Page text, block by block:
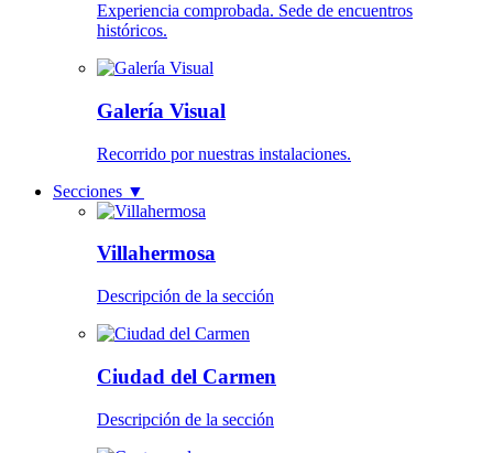
Experiencia comprobada. Sede de encuentros
históricos.
Galería Visual
Recorrido por nuestras instalaciones.
Secciones ▼
Villahermosa
Descripción de la sección
Ciudad del Carmen
Descripción de la sección